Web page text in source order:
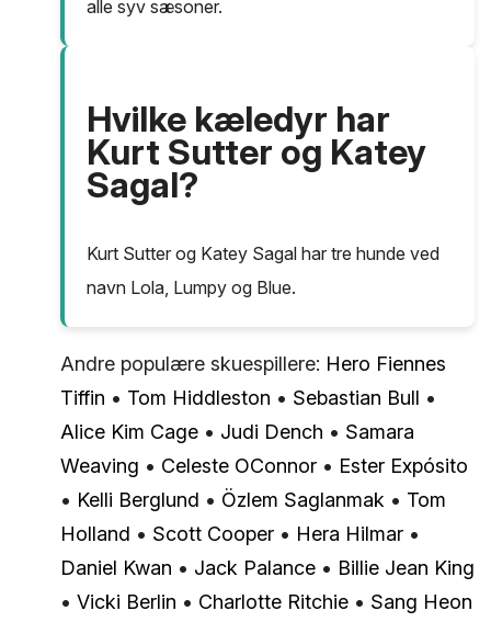
alle syv sæsoner.
Hvilke kæledyr har
Kurt Sutter og Katey
Sagal?
Kurt Sutter og Katey Sagal har tre hunde ved
navn Lola, Lumpy og Blue.
Andre populære skuespillere: Hero Fiennes
Tiffin • Tom Hiddleston • Sebastian Bull •
Alice Kim Cage • Judi Dench • Samara
Weaving • Celeste OConnor • Ester Expósito
• Kelli Berglund • Özlem Saglanmak • Tom
Holland • Scott Cooper • Hera Hilmar •
Daniel Kwan • Jack Palance • Billie Jean King
• Vicki Berlin • Charlotte Ritchie • Sang Heon